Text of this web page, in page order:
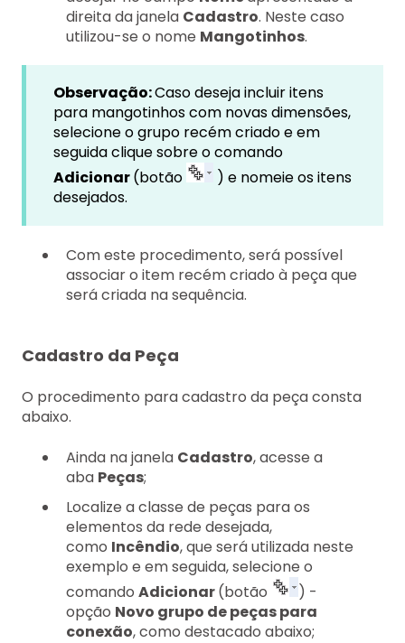
direita da janela Cadastro. Neste caso
utilizou-se o nome Mangotinhos.
Observação:Caso deseja incluir itens
para mangotinhos com novas dimensões,
selecione o grupo recém criado e em
seguida clique sobre o comando
Adicionar(botão
) e nomeie os itens
desejados.
Com este procedimento, será possível
associar o item recém criado à peça que
será criada na sequência.
Cadastro da Peça
O procedimento para cadastro da peça consta
abaixo.
Ainda na janela Cadastro, acesse a
aba Peças;
Localize a classe de peças para os
elementos da rede desejada,
como Incêndio, que será utilizada neste
exemplo e em seguida, selecione o
comando Adicionar(botão
) -
opção Novo grupo de peças para
conexão, como destacado abaixo;